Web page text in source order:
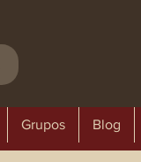
Grupos Blog